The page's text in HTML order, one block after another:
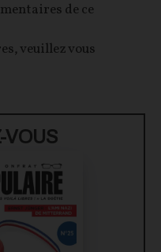
de ce
veuillez vous
VOUS